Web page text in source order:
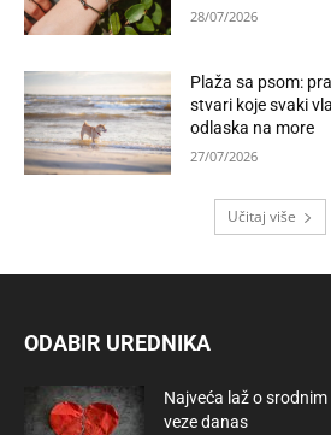
28/07/2026
Plaža sa psom:
stvari koje svaki
odlaska na more
27/07/2026
Učitaj više
ODABIR UREDNIKA
Najveća laž o
veze danas